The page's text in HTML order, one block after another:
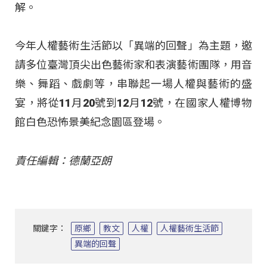
解。
今年人權藝術生活節以「異端的回聲」為主題，邀
請多位臺灣頂尖出色藝術家和表演藝術團隊，用音
樂、舞蹈、戲劇等，串聯起一場人權與藝術的盛
宴，將從11月20號到12月12號，在國家人權博物
館白色恐怖景美紀念園區登場。
責任編輯：德蘭亞朗
關鍵字： 原鄉 教文 人權
人權藝術生活節
異端的回聲